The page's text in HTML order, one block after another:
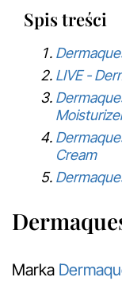
Spis treści
LIVE -
Cream
Marka